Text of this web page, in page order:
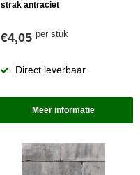
strak antraciet
€4,05per stuk
Direct leverbaar
Meer informatie